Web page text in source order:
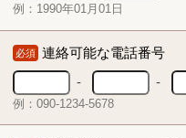
例：1990年01月01日
必須 連絡可能な電話番号
-
-
例：090-1234-5678